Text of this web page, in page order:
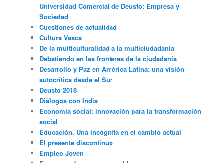
Universidad Comercial de Deusto: Empresa y
Sociedad
Cuestiones de actualidad
Cultura Vasca
De la multiculturalidad a la multiciudadania
Debatiendo en las fronteras de la ciudadanía
Desarrollo y Paz en América Latina: una visión
autocrítica desde el Sur
Deusto 2018
Diálogos con India
Economía social: innovación para la transformación
social
Educación. Una incógnita en el cambio actual
El presente discontinuo
Empleo Joven